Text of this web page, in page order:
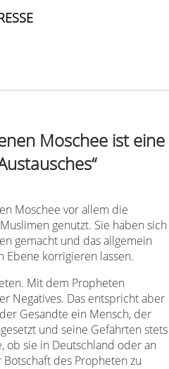
Moschee ist eine
Moschee vor allem die
genutzt. Sie haben sich
gemacht und das allgemein
Ebene korrigieren lassen.
Mit dem Propheten
Negatives. Das entspricht aber
Gesandte ein Mensch, der
und seine Gefährten stets
ob sie in Deutschland oder an
des Propheten zu